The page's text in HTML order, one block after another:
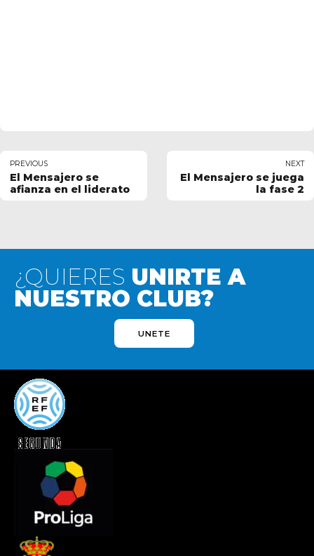
PREVIOUS
El Mensajero se
afianza en el liderato
NEXT
El Mensajero se juega
la fase 2
¿QUIERES UNIRTE A
NUESTRO CLUB?
UNETE